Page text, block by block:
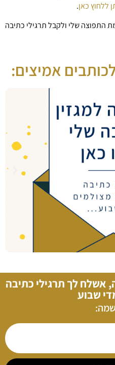
ללחוץ כאן.
התפוצה שלי ולקבל תרגילי כתיבה
אמיצים:
אשלח לך תרגילי כתיבה
שבוע